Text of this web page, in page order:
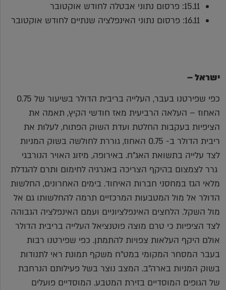
15.11: פרסום נתוני אבטלה לחודש אוקטובר
16.11: פרסום נתוני האינפלציה שנתיים לחודש אוקטובר
ישראל –
כפי שפירטנו בעבר, העלייה בריבית הדולר בשיעור של 0.75
האחוז – העלאה הרביעית מאז חודשי הקיץ, תאמה את
הציפיות בעקבות החלטת ועדת השוק הפתוח, לעלות את
ריבית הדולר ב- 0.75 האחוז, גוררת לחולשה בשוק המניות
לצד עלייה בתשואת האג"ח. באירופה, מיזוג האויר הנורבגי
גרר לצמצום בהיקף הצריכה באנרגיה לחימום ותרם להגדלת
מלאי הגז במחסני חברות האיחוד. בימים האחרונים, החלשות
הדולר אל מול המטבעות המרכזיים תרמה להחלשותו גם אל
מול השקל. הלחצים האינפלציוניים ועמם האינפלציה הגבוהה
לצד הציפיות כי טרם מוצה פוטנציאל העלייה בריבית הדולר
אולם היקף העלאות צפויות להתמתן. כפי שפירטנו רבות
בעבר המסחר המקומי במט"ח משקף תמונת ראי לתנודות
בשוק המניות בארה"ב. המצב נוצר בשל פעילותם הנרחבת
של הגופים המוסדיים בזירת המטבע. המוסדיים פועלים